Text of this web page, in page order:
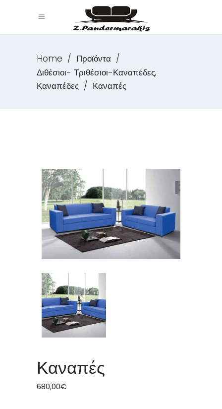
Home / Προϊόντα /
Διθέσιοι- Τριθέσιοι-Καναπέδες,
Καναπέδες / Καναπές
Καναπές
680,00€